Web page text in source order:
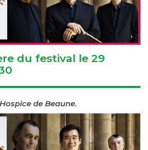
du festival le 29
de Beaune.